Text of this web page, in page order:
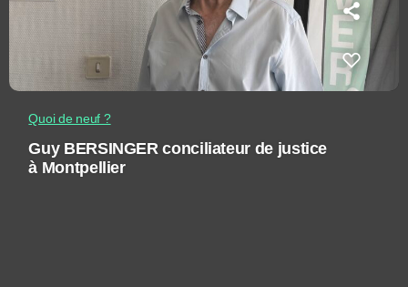
Quoi de neuf ?
Guy BERSINGER conciliateur de justice
à Montpellier